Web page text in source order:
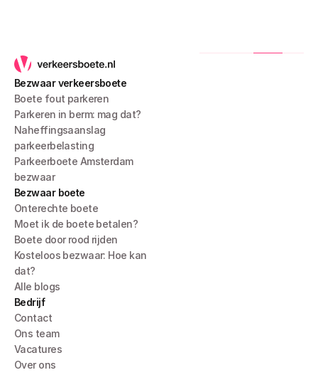
Bezwaar verkeersboete
Boete fout parkeren
Parkeren in berm: mag dat?
Naheffingsaanslag
parkeerbelasting
Parkeerboete Amsterdam
bezwaar
Bezwaar boete
Onterechte boete
Moet ik de boete betalen?
Boete door rood rijden
Kosteloos bezwaar: Hoe kan
dat?
Alle blogs
Bedrijf
Contact
Ons team
Vacatures
Over ons